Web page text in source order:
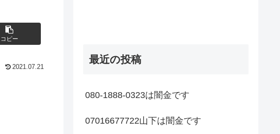
コピー
2021.07.21
最近の投稿
080-1888-0323は闇金です
07016677722山下は闇金です